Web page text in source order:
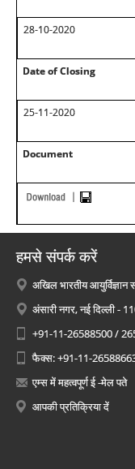
28-10-2020
Date of Closing
25-11-2020
Document
हमसे संपर्क करें
अखिल भारतीय आयुर्विज्ञान
अंसारी नगर, नई दिल्ली -
+91-11-26588500 /
फैक्स: +91-11-
एम्स में महत्वपूर्ण ई -मेल पते
आपकी प्रतिक्रिया दें